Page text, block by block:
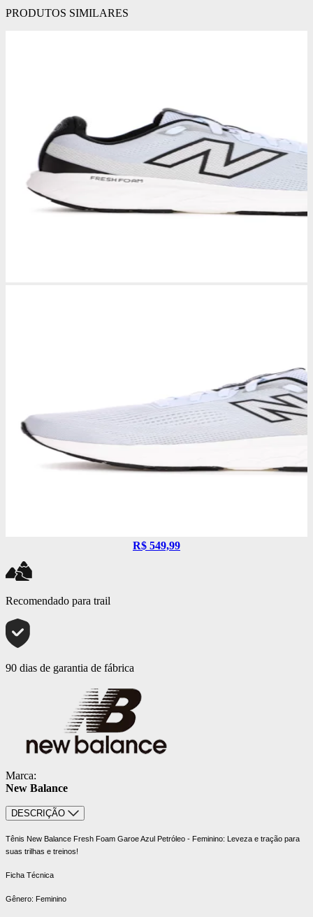
PRODUTOS SIMILARES
R$ 549,99
Recomendado para trail
90 dias de garantia de fábrica
Marca:
New Balance
DESCRIÇÃO
Tênis New Balance Fresh Foam Garoe Azul Petróleo - Feminino: Leveza e tração para
suas trilhas e treinos!
Ficha Técnica
Gênero: Feminino